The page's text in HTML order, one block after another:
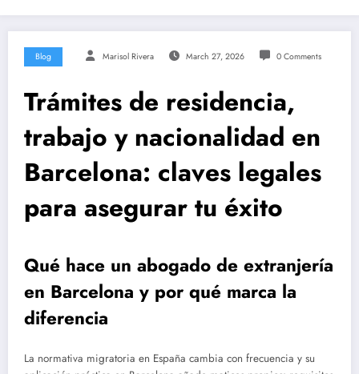
Blog Marisol Rivera March 27, 2026 0 Comments
Trámites de residencia,
trabajo y nacionalidad en
Barcelona: claves legales
para asegurar tu éxito
Qué hace un abogado de extranjería
en Barcelona y por qué marca la
diferencia
La normativa migratoria en España cambia con frecuencia y su